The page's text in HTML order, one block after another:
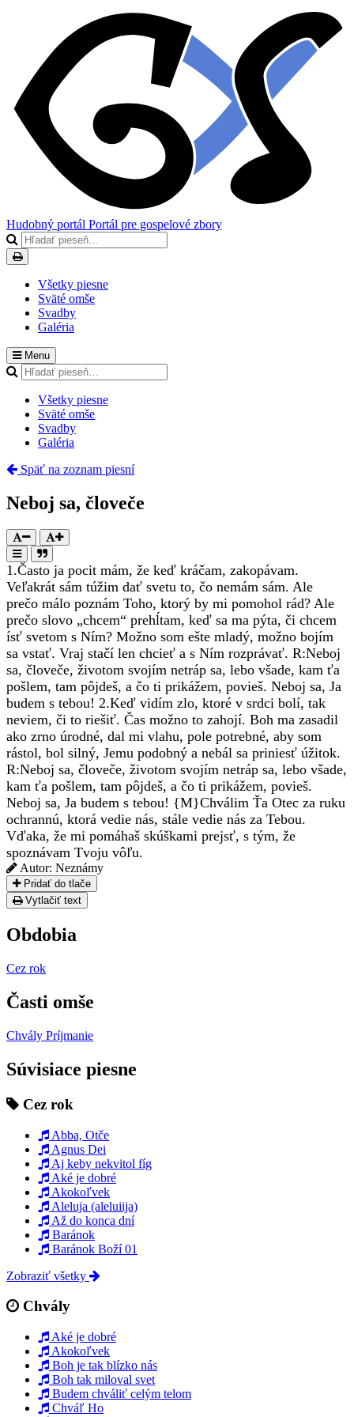
Hudobný portál Portál pre gospelové zbory
Všetky piesne
Sväté omše
Svadby
Galéria
Menu
Všetky piesne
Sväté omše
Svadby
Galéria
Späť na zoznam piesní
Neboj sa, človeče
1.Často ja pocit mám, že keď kráčam, zakopávam.
Veľakrát sám túžim dať svetu to, čo nemám sám. Ale
prečo málo poznám Toho, ktorý by mi pomohol rád? Ale
prečo slovo „chcem“ prehĺtam, keď sa ma pýta, či chcem
ísť svetom s Ním? Možno som ešte mladý, možno bojím
sa vstať. Vraj stačí len chcieť a s Ním rozprávať. R:Neboj
sa, človeče, životom svojím netráp sa, lebo všade, kam ťa
pošlem, tam pôjdeš, a čo ti prikážem, povieš. Neboj sa, Ja
budem s tebou! 2.Keď vidím zlo, ktoré v srdci bolí, tak
neviem, či to riešiť. Čas možno to zahojí. Boh ma zasadil
ako zrno úrodné, dal mi vlahu, pole potrebné, aby som
rástol, bol silný, Jemu podobný a nebál sa priniesť úžitok.
R:Neboj sa, človeče, životom svojím netráp sa, lebo všade,
kam ťa pošlem, tam pôjdeš, a čo ti prikážem, povieš.
Neboj sa, Ja budem s tebou! {M}Chválim Ťa Otec za ruku
ochrannú, ktorá vedie nás, stále vedie nás za Tebou.
Vďaka, že mi pomáhaš skúškami prejsť, s tým, že
spoznávam Tvoju vôľu.
Autor: Neznámy
Pridať do tlače
Vytlačiť text
Obdobia
Cez rok
Časti omše
Chvály Príjmanie
Súvisiace piesne
Cez rok
Abba, Otče
Agnus Dei
Aj keby nekvitol fíg
Aké je dobré
Akokoľvek
Aleluja (aleluiija)
Až do konca dní
Baránok
Baránok Boží 01
Zobraziť všetky
Chvály
Aké je dobré
Akokoľvek
Boh je tak blízko nás
Boh tak miloval svet
Budem chváliť celým telom
Chváľ Ho